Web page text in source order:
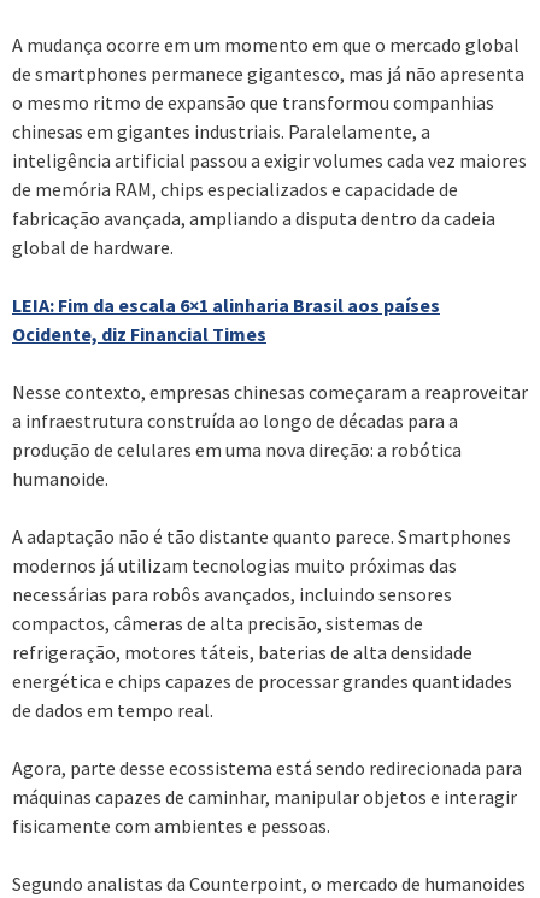
A mudança ocorre em um momento em que o mercado global
de smartphones permanece gigantesco, mas já não apresenta
o mesmo ritmo de expansão que transformou companhias
chinesas em gigantes industriais. Paralelamente, a
inteligência artificial passou a exigir volumes cada vez maiores
de memória RAM, chips especializados e capacidade de
fabricação avançada, ampliando a disputa dentro da cadeia
global de hardware.
LEIA: Fim da escala 6×1 alinharia Brasil aos países
Ocidente, diz Financial Times
Nesse contexto, empresas chinesas começaram a reaproveitar
a infraestrutura construída ao longo de décadas para a
produção de celulares em uma nova direção: a robótica
humanoide.
A adaptação não é tão distante quanto parece. Smartphones
modernos já utilizam tecnologias muito próximas das
necessárias para robôs avançados, incluindo sensores
compactos, câmeras de alta precisão, sistemas de
refrigeração, motores táteis, baterias de alta densidade
energética e chips capazes de processar grandes quantidades
de dados em tempo real.
Agora, parte desse ecossistema está sendo redirecionada para
máquinas capazes de caminhar, manipular objetos e interagir
fisicamente com ambientes e pessoas.
Segundo analistas da Counterpoint, o mercado de humanoides